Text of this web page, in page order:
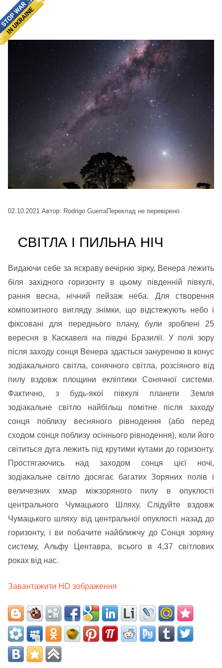
02.10.2021 Автор: Rodrigo GuerraПереклад не перевірено
СВІТЛА І ПИЛЬНА НІЧ
Видаючи себе за яскраву вечірню зірку, Венера лежить
біля західного горизонту в цьому південній півкулі,
рання весна, нічний пейзаж неба. Для створення
композитного вигляду знімки, що відстежують небо і
фіксовані для переднього плану, були зроблені 25
вересня в Каскавелі на півдні Бразилії. У полі зору
після заходу сонця Венера здається зануреною в конус
зодіакального світла, сонячного світла, розсіяного від
пилу вздовж площини екліптики Сонячної системи.
Фактично, з будь-якої півкулі планети Земля
зодіакальне світло найбільш помітне після заходу
сонця поблизу весняного рівнодення (або перед
сходом сонця поблизу осіннього рівнодення), коли його
світиться дуга лежить під крутими кутами до горизонту.
Простягаючись над заходом сонця цієї ночі,
зодіакальне світло досягає багатих Зоряних полів і
величезних хмар міжзоряного пилу в опуклості
центрального Чумацького Шляху. Слідуйте вздовж
Чумацького шляху від центральної опуклості назад до
горизонту, і ви побачите найближчу до Сонця зоряну
систему, Альфу Центавра, всього в 4,37 світлових
роках від нас.
Завантажити HD зображення